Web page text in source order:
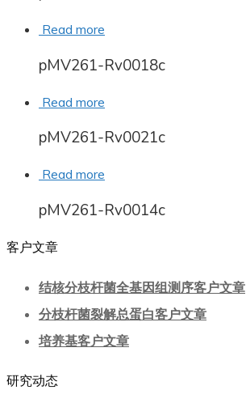
Read more
pMV261-Rv0018c
Read more
pMV261-Rv0021c
Read more
pMV261-Rv0014c
客户文章
结核分枝杆菌全基因组测序客户文章
分枝杆菌裂解总蛋白客户文章
培养基客户文章
研究动态